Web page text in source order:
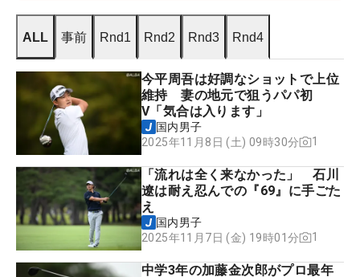
ALL 事前 Rnd1 Rnd2 Rnd3 Rnd4
今平周吾は好調なショットで上位
維持 妻の地元で狙うパパ初
V「気合は入ります」
国内男子
2025年11月8日 (土) 09時30分
1
「流れは全く来なかった」 石川
遼は耐え忍んでの『69』に手ごた
え
国内男子
2025年11月7日 (金) 19時01分
1
中学3年の加藤金次郎がプロ最年